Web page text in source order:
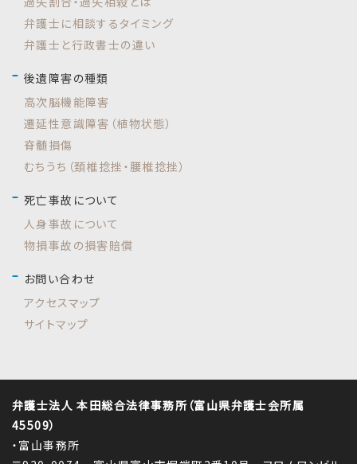
弁護士に相談するタイミング
弁護士と行政書士の違い
後遺障害の種類
高次脳機能障害
遷延性意識障害（植物状態）
脊髄損傷
むちうち（頚椎捻挫・腰椎捻挫）
死亡事故について
人身事故について
物損事故の損害賠償
お問い合わせ
アクセスマップ
サイトマップ
弁護士法人 本田総合法律事務所（富山県弁護士会所属
45509）
・富山事務所